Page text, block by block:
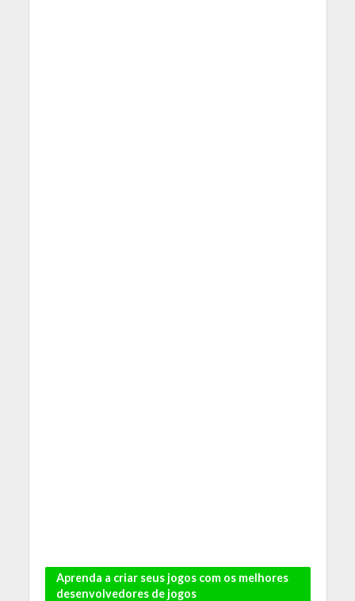
Aprenda a criar seus jogos com os melhores
desenvolvedores de jogos